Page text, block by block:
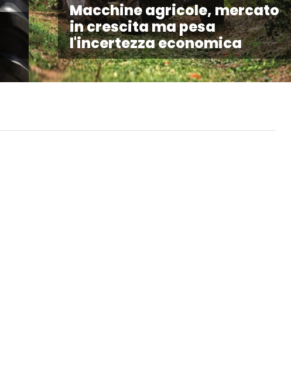
Macchine agricole, mercato
in crescita ma pesa
l'incertezza economica